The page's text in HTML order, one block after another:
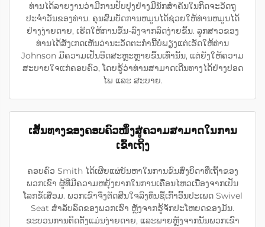
ທ່ານໄດ້ລາຍງານວ່າມີການປັບປຸງຢ່າງມີນັກສຳຄັນໃນກິດຈະວັດຖຸ
ປະຈຳວັນຂອງທ່ານ. ຄຸນສົມບັດການຫມູນໄດ້ຊ່ວຍໃຫ້ທ່ານຫມູນໄດ້
ຢ່າງງ່າຍດາຍ, ເຮັດໃຫ້ການຂຶ້ນ-ລົງຈາກລົດງ່າຍຂຶ້ນ. ລູກສາວຂອງ
ທ່ານໄດ້ສັງເກດເຫັນວ່ານະວັດຕະກຳນີ້ບໍ່ພຽງແຕ່ເຮັດໃຫ້ທ່ານ
Johnson ມີຄວາມເປັນອິດສະຫຼະຫຼາຍຂຶ້ນເທົ່ານັ້ນ, ແຕ່ຍັງໃຫ້ຄວາມ
ສະບາຍໃຈແກ່ຄອບຄົວ, ໂດຍຮູ້ວ່າທ່ານສາມາດເດີນທາງໄດ້ຢ່າງປອດ
ໄພ ແລະ ສະບາຍ.
ເສັ້ນທາງຂອງຄອບຄົວໜຶ່ງສູ່ຄວາມສາມາດໃນການ
ເຂົ້າເຖິງ
ຄອບຄົວ Smith ໄດ້ເຜີຍແຜ່ບັນຫາໃນການຂົນສົ່ງບິດາທີ່ເຖົ້າຂອງ
ພວກເຂົາ ຜູ້ທີ່ມີຄວາມຫຍຸ້ງຍາກໃນການເຄື່ອນໄຫວເນື່ອງຈາກເປັນ
ໂລກຂໍ້ເສື່ອມ. ພວກເຂົາຈຶ່ງຕັດສິນໃຈລົງທຶນຊື້ເກົ້າອີ້ນປະເພດ Swivel
Seat ສຳລັບລົດຂອງພວກເຮົາ ຫຼັງຈາກຮູ້ຈັກປະໂຫຍດຂອງມັນ.
ຂະບວນການຕິດຕັ້ງແມ່ນງ່າຍດາຍ, ແລະພາຍຫຼັງຈາກນັ້ນພວກເຂົາ